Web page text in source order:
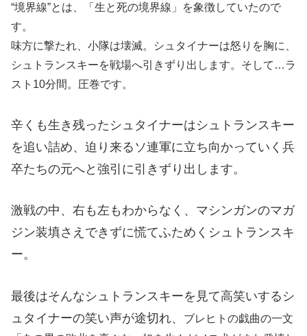
“境界線”とは、「生と死の境界線」を象徴していたので
す。
味方に撃たれ、小隊は壊滅。シュタイナーは怒りを胸に、
シュトランスキーを戦場へ引きずり出します。そして …ラ
スト 10分間。圧巻です。
辛くも生き残ったシュタイナーはシュトランスキー
を追い詰め、迫り来るソ連軍に立ち向かっていく兵
卒たちの元へと強引に引きずり出します。
激戦の中、右も左もわからなく、マシンガンのマガ
ジン装填さえできずに慌てふためくシュトランスキ
ー。
最後はそんなシュトランスキーを見て高笑いするシ
ュタイナーの笑い声が途切れ、
ブレヒトの戯曲の一文